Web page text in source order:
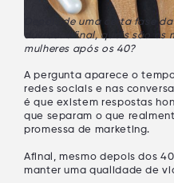
Depois de uma certa fase
dúvida: afinal,quais são os
mulheres após os 40?
A pergunta aparece o
redes sociais e nas
é que existem respostas
que separam o que
promessa de marketing.
Afinal, mesmo depois dos
manter uma qualidade de